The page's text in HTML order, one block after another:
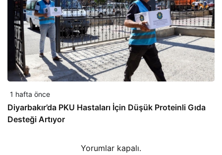
1 hafta önce
Diyarbakır’da PKU Hastaları İçin Düşük Proteinli Gıda
Desteği Artıyor
Yorumlar kapalı.